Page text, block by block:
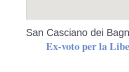
San Casciano dei
Ex-voto per la